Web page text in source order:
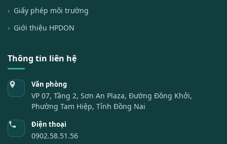
Giấy phép môi trường
Giới thiệu HPDON
Thông tin liên hệ
Văn phòng
VP 07, Tầng 2, Sơn An Plaza, Đường Đồng Khởi,
Phường Tam Hiệp, Tỉnh Đồng Nai
Điện thoại
0902.58.51.56